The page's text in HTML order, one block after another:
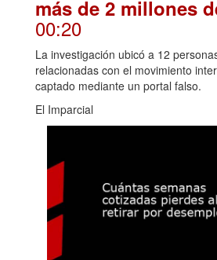
más de 2 millones
00:20
La investigación ubicó a 12
relacionadas con el movimiento
captado mediante un portal falso.
El Imparcial